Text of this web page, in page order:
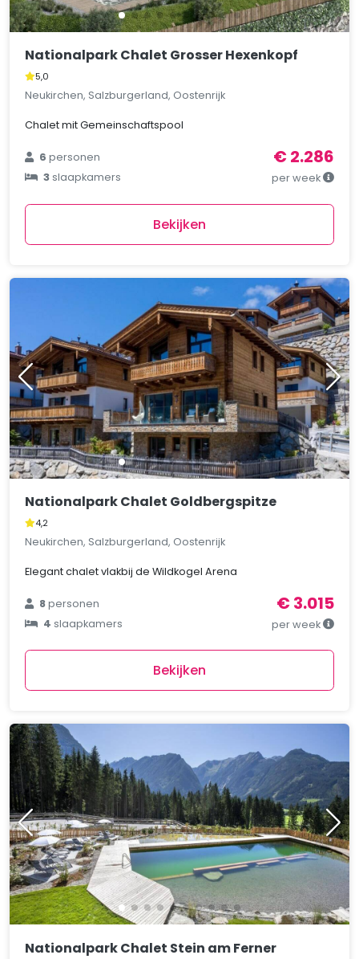
Nationalpark Chalet Grosser Hexenkopf
5,0
Neukirchen, Salzburgerland, Oostenrijk
Chalet mit Gemeinschaftspool
6personen
3slaapkamers
€ 2.286
per week
Bekijken
Nationalpark Chalet Goldbergspitze
4,2
Neukirchen, Salzburgerland, Oostenrijk
Elegant chalet vlakbij de Wildkogel Arena
8personen
4slaapkamers
€ 3.015
per week
Bekijken
Nationalpark Chalet Stein am Ferner